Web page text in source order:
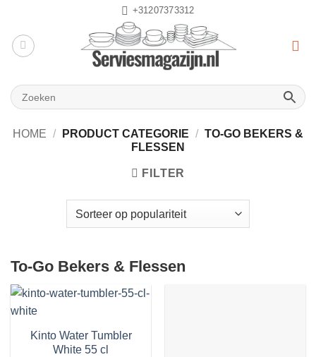
inhoud
+31207373312
HOME / PRODUCT CATEGORIE / TO-GO BEKERS &
FLESSEN
FILTER
To-Go Bekers & Flessen
Kinto Water Tumbler
White 55 cl